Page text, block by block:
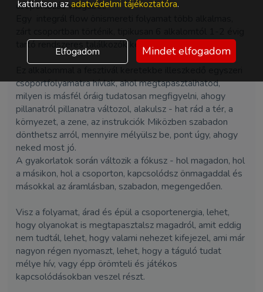
csoportozás világából.
tartó rendszeres találkozók keretében.
csoportfolyamatra hívlak, ahol megtapasztalhatod,
milyen is másfél óráig tudatosan megfigyelni, ahogy
pillanatról pillanatra változol, alakulsz - hat rád a tér, a
környezet, a zene, az instrukciók Miközben szabadon
dönthetsz arról, mennyire mélyülsz be, pont úgy, ahogy
neked most jó.
A gyakorlatok során változik a fókusz - hol magadon, hol
a másikon, hol a csoporton, kapcsolódsz önmagaddal és
másokkal az áramlásban, szabadon, megengedően.
Visz a folyamat, árad és épül a csoportenergia, lehet,
hogy olyanokat is megtapasztalsz magadról, amit eddig
nem tudtál, lehet, hogy valami nehezet kifejezel, ami már
nagyon régen nyomaszt, lehet, hogy a táguló tudat
mélye hív, vagy épp örömteli és játékos
kapcsolódásokban veszel részt.
kattintson az adatvédelmi tájékoztatóra.
Elfogadom Mindet elfogadom